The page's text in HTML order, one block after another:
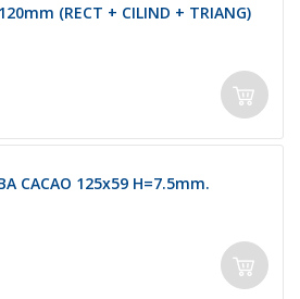
(RECT + CILIND + TRIANG)
CACAO 125x59 H=7.5mm.